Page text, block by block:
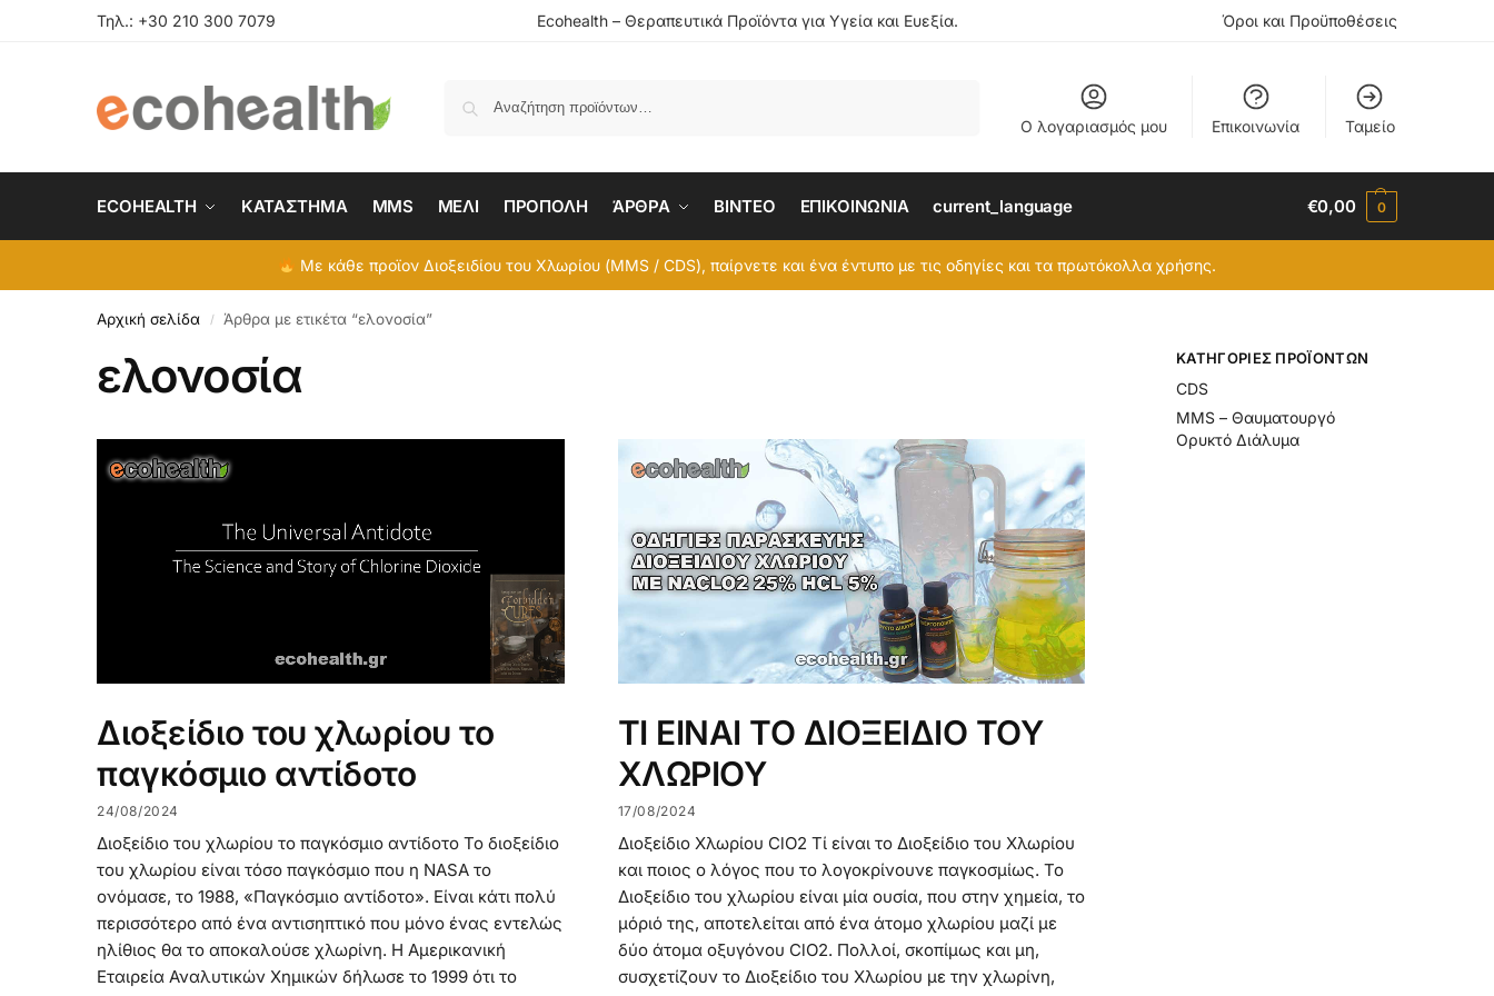
Τηλ.: +30 210 300 7079 Ecohealth – Θεραπευτικά Προϊόντα για Υγεία και Ευεξία. Όροι και Προϋποθέσεις
Ο λογαριασμός μου Επικοινωνία Ταμείο
ECOHEALTH ΚΑΤΑΣΤΗΜΑ MMS ΜΕΛΙ ΠΡΟΠΟΛΗ ΆΡΘΡΑ BINTEO ΕΠΙΚΟΙΝΩΝΙΑ current_language €0,00 0
Με κάθε προϊον Διοξειδίου του Χλωρίου (MMS / CDS), παίρνετε και ένα έντυπο με τις οδηγίες και τα πρωτόκολλα χρήσης.
Αρχική σελίδα / Άρθρα με ετικέτα “ελονοσία”
ελονοσία
Διοξείδιο του χλωρίου το
παγκόσμιο αντίδοτο
24/08/2024
Διοξείδιο του χλωρίου το παγκόσμιο αντίδοτο Το διοξείδιο
του χλωρίου είναι τόσο παγκόσμιο που η NASA το
ονόμασε, το 1988, «Παγκόσμιο αντίδοτο». Είναι κάτι πολύ
περισσότερο από ένα αντισηπτικό που μόνο ένας εντελώς
ηλίθιος θα το αποκαλούσε χλωρίνη. Η Αμερικανική
Εταιρεία Αναλυτικών Χημικών δήλωσε το 1999 ότι το
ΤΙ ΕΙΝΑΙ ΤΟ ΔΙΟΞΕΙΔΙΟ ΤΟΥ
ΧΛΩΡΙΟΥ
17/08/2024
Διοξείδιο Χλωρίου ClO2 Τί είναι το Διοξείδιο του Χλωρίου
και ποιος ο λόγος που το λογοκρίνουνε παγκοσμίως. Το
Διοξείδιο του χλωρίου είναι μία ουσία, που στην χημεία, το
μόριό της, αποτελείται από ένα άτομο χλωρίου μαζί με
δύο άτομα οξυγόνου ClO2. Πολλοί, σκοπίμως και μη,
συσχετίζουν το Διοξείδιο του Χλωρίου με την χλωρίνη,
ΚΑΤΗΓΟΡΊΕΣ ΠΡΟΪΌΝΤΩΝ
CDS
MMS – Θαυματουργό
Ορυκτό Διάλυμα